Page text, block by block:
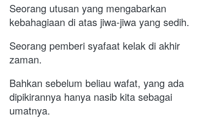
Seorang utusan yang mengabarkan
kebahagiaan di atas jiwa-jiwa yang sedih.
Seorang pemberi syafaat kelak di akhir
zaman.
Bahkan sebelum beliau wafat, yang ada
dipikirannya hanya nasib kita sebagai
umatnya.